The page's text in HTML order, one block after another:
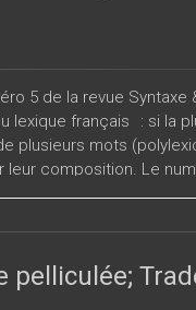
5 de la revue
lexique français : si la
plusieurs mots
leur composition. Le
lexèmes composés
pelliculée;